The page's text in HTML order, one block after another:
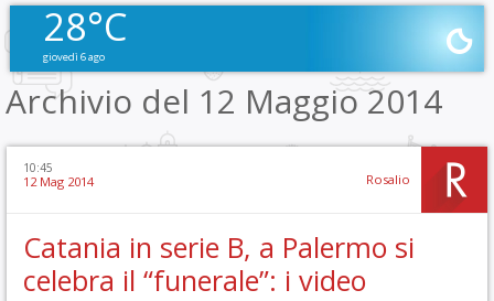
28°C
giovedì 6 ago
Archivio del 12 Maggio 2014
10:45
12 Mag 2014 Rosalio
Catania in serie B, a Palermo si
celebra il “funerale”: i video